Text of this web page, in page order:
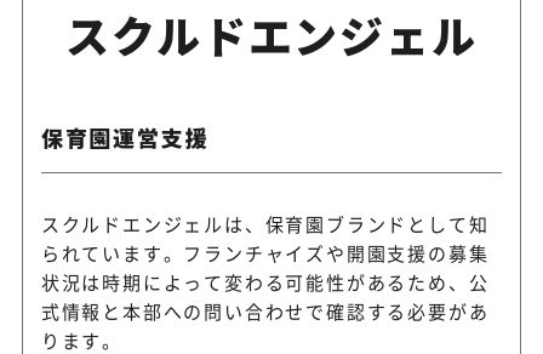
スクルドエンジェル
保育園運営支援
スクルドエンジェルは、保育園ブランドとして知
られています。フランチャイズや開園支援の募集
状況は時期によって変わる可能性があるため、公
式情報と本部への問い合わせで確認する必要があ
ります。